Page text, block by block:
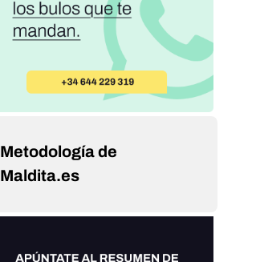
Metodología de
Maldita.es